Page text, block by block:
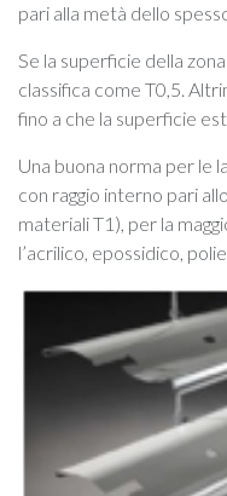
pari alla metà dello
Se la superficie della
classifica come T0,5.
fino a che la superficie
Una buona norma per le
con raggio interno pari
materiali T1), per la
l’acrilico, epossidico,